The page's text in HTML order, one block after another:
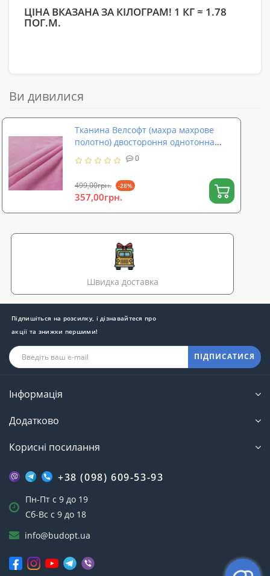
ЦІНА ВКАЗАНА ЗА КІЛОГРАМ! 1 КГ ≈ 1.78
ПОГ.М.
Ви дивилися
Тканина Велсофт (махра махрове
полотно) двостороння однотонна
260г/м2 ширина 210см Рожевий (TK-
0086)
0
499,00грн. -28%
357,00грн.
Швидка доставка
Підпишіться на розсилку, і дізнавайтеся про
акції та знижки першими!
ПІДПИСАТИСЯ
Інформація
Додатково
Корисні посилання
+38 (098) 609-53-93
Пн-Пт с 9 до 19
Сб-Вс с 9 до 18
info@budopt.ua